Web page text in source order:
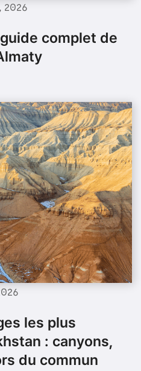
2026
complet de
les plus
: canyons,
du commun